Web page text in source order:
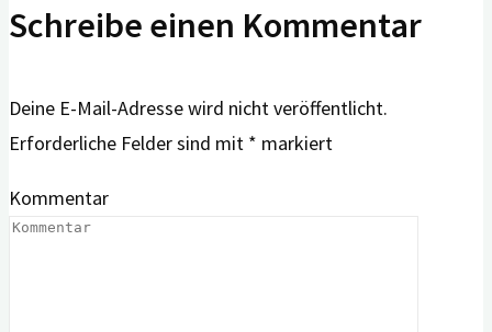
Schreibe einen Kommentar
Deine E-Mail-Adresse wird nicht veröffentlicht.
Erforderliche Felder sind mit * markiert
Kommentar